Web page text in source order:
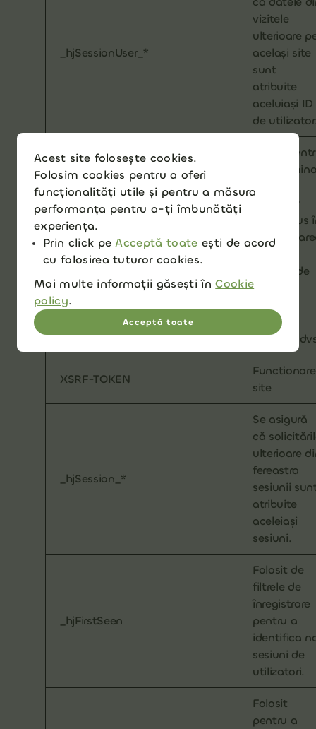
_hjSessionUser_*
vizitele
ulterioare
același site
sunt
atribuite
aceluiași ID
de
_hjIncludedInSessionSample_*
Setați
a
este inclus
definită de
limita de
zilnice a
site-ului
XSRF-TOKEN
Functionare
site
_hjSession_*
Se asigură
că
ulterioare
fereastra
sesiunii
atribuite
aceleiași
sesiuni.
_hjFirstSeen
Folosit de
filtrele de
înregistrare
pentru a
identifica
sesiuni de
utilizatori.
Folosit
pentru a
Acest site folosește cookies.
Folosim cookies pentru a oferi
funcționalități utile și pentru a măsura
performanța pentru a-ți îmbunătăți
experiența.
Prin click peAcceptă toate ești de acord
cu folosirea tuturor cookies.
Mai multe informații găsești înCookie
policy.
Acceptă toate